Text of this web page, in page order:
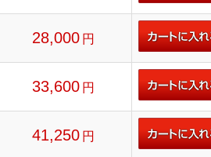
28,000 円
33,600 円
41,250 円